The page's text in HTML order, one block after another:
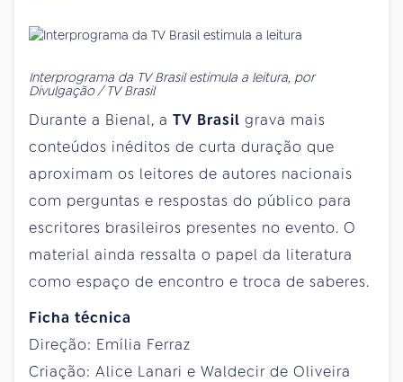
Interprograma da TV Brasil estimula a leitura, por
Divulgação / TV Brasil
Durante a Bienal, a TV Brasil grava mais
conteúdos inéditos de curta duração que
aproximam os leitores de autores nacionais
com perguntas e respostas do público para
escritores brasileiros presentes no evento. O
material ainda ressalta o papel da literatura
como espaço de encontro e troca de saberes.
Ficha técnica
Direção: Emília Ferraz
Criação: Alice Lanari e Waldecir de Oliveira